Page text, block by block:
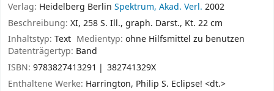
Verlag: Heidelberg Berlin Spektrum, Akad. Verl. 2002
Beschreibung: XI, 258 S. Ill., graph. Darst., Kt. 22 cm
Inhaltstyp: Text Medientyp:ohne Hilfsmittel zu benutzen
Datenträgertyp: Band
ISBN: 9783827413291
382741329X
Enthaltene Werke: Harrington, Philip S. Eclipse! <dt.>